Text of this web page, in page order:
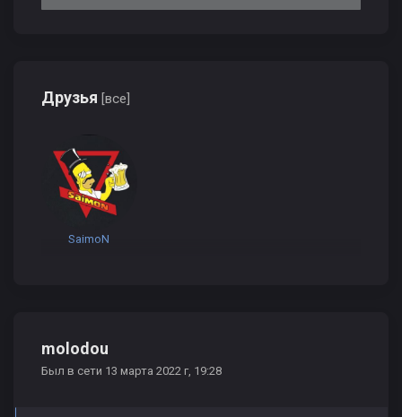
Друзья [все]
SaimoN
molodou
Был в сети 13 марта 2022 г, 19:28